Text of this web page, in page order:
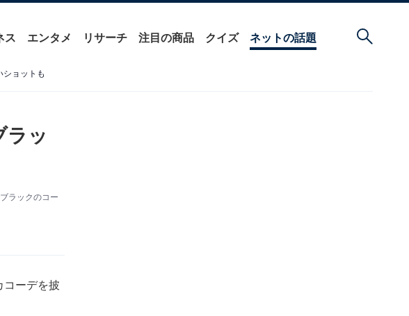
ス エンタメ リサーチ 注目の商品 クイズ ネットの話題
ョットも
ラッ
ラックのコー
コーデを披